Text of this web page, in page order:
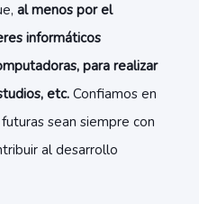
al menos por el
informáticos
para realizar
etc. Confiamos en
sean siempre con
al desarrollo